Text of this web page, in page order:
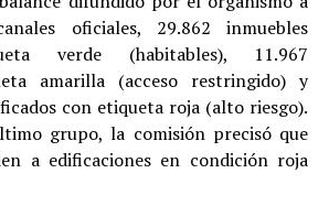
oficiales, 29.862 inmuebles
verde (habitables), 11.967
amarilla (acceso restringido) y
con etiqueta roja (alto riesgo).
grupo, la comisión precisó que
a edificaciones en condición roja